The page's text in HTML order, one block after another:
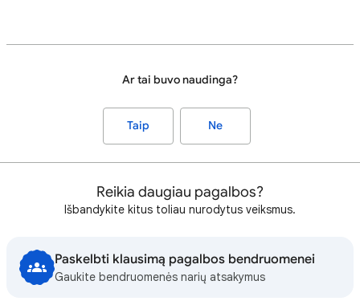
Ar tai buvo naudinga?
Taip Ne
Reikia daugiau pagalbos?
Išbandykite kitus toliau nurodytus veiksmus.
Paskelbti klausimą pagalbos bendruomenei
Gaukite bendruomenės narių atsakymus